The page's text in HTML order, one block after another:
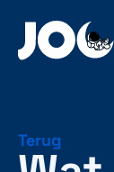
Terug